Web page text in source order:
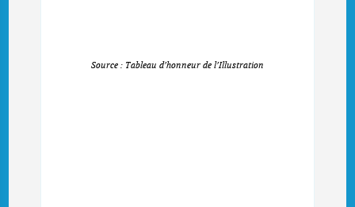
Source : Tableau d’honneur de l’Illustration